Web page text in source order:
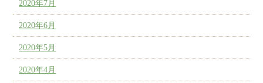
2020年7月
2020年6月
2020年5月
2020年4月